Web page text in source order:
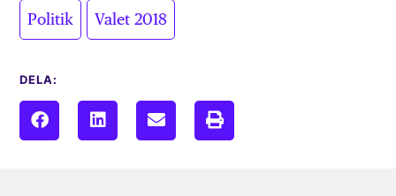
Politik Valet 2018
DELA: